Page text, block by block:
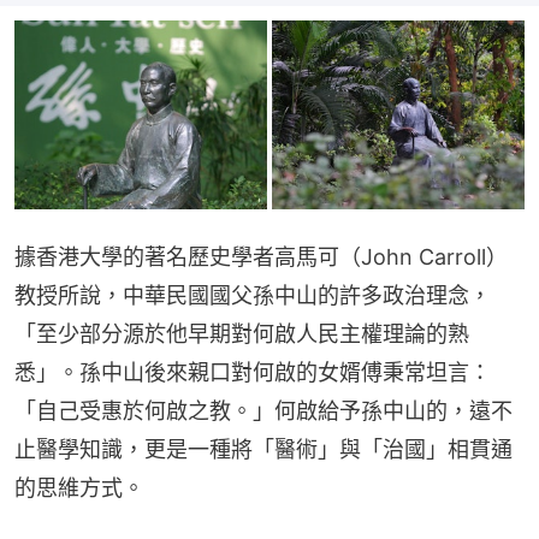
據香港大學的著名歷史學者高馬可（John Carroll）
教授所說，中華民國國父孫中山的許多政治理念，
「至少部分源於他早期對何啟人民主權理論的熟
悉」。孫中山後來親口對何啟的女婿傅秉常坦言：
「自己受惠於何啟之教。」何啟給予孫中山的，遠不
止醫學知識，更是一種將「醫術」與「治國」相貫通
的思維方式。